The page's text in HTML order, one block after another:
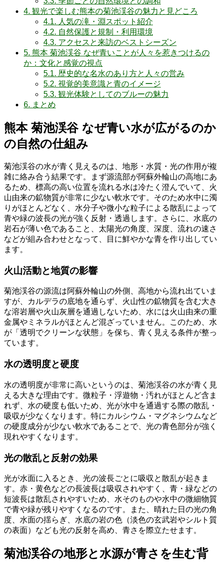
4. 観光で楽しむ熊本の菊池渓谷の魅力と見どころ
4.1. 人気の滝・淵スポット紹介
4.2. 自然保護と規制・利用環境
4.3. アクセスと来訪のベストシーズン
5. 熊本 菊池渓谷 なぜ青いことが人々を惹きつけるの
か：文化と感覚の視点
5.1. 歴史的な名水のあり方と人々の営み
5.2. 視覚的美意識と青のイメージ
5.3. 観光体験としてのブルーの魅力
6. まとめ
熊本 菊池渓谷 なぜ青い水が広がるのか
の自然の仕組み
菊池渓谷の水が青く見えるのは、地形・水質・光の作用が複
雑に絡み合う結果です。まず源流部が阿蘇外輪山の高地にあ
るため、標高の高い位置を流れる水は冷たく澄んでいて、火
山由来の鉱物質が非常に少ない軟水です。そのため水中に濁
りがほとんどなく、水分子や微小な粒子による散乱によって
青や緑の波長の光が強く反射・透過します。さらに、水底の
岩石が薄い色であること、太陽光の角度、深度、流れの速さ
などが組み合わせとなって、目に鮮やかな青を作り出してい
ます。
火山活動と地質の影響
菊池渓谷の源流は阿蘇外輪山の外側、高地から流れ出ていま
すが、カルデラの底地を通らず、火山性の鉱物質を含む大き
な溶岩層や火山灰層を通過しないため、水には火山由来の重
金属やミネラルがほとんど混ざっていません。このため、水
が「透明でクリーンな状態」を保ち、青く見える条件が整っ
ています。
水の透明度と硬度
水の透明度が非常に高いというのは、菊池渓谷の水が青く見
える大きな理由です。微粒子・浮遊物・汚れがほとんど含ま
れず、水の硬度も低いため、光が水中を通過する際の散乱・
吸収が少なくなります。特にカルシウム・マグネシウムなど
の硬度成分が少ない軟水であることで、光の青色部分が強く
現れやすくなります。
光の散乱と反射の効果
光が水面に入るとき、光の波長ごとに吸収と散乱が起きま
す。赤・黄色などの長波長は吸収されやすく、青・緑などの
短波長は散乱されやすいため、水そのものや水中の微細物質
で青や緑が残りやすくなるのです。また、晴れた日の光の角
度、水面の揺らぎ、水底の岩の色（淡色の玄武岩やシルト質
の表面）なども光の反射を高め、青さを際立たせます。
菊池渓谷の地形と水源が青さを生む背